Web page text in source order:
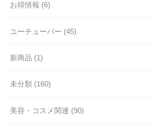
お得情報 (6)
ユーチューバー (45)
新商品 (1)
未分類 (160)
美容・コスメ関連 (90)